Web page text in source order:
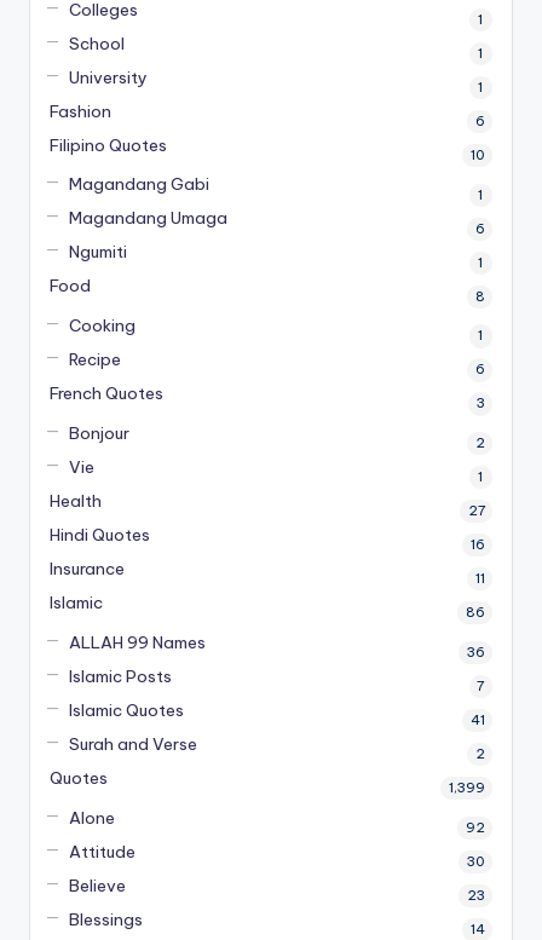
Colleges 1
School 1
University 1
Fashion 6
Filipino Quotes 10
Magandang Gabi 1
Magandang Umaga 6
Ngumiti 1
Food 8
Cooking 1
Recipe 6
French Quotes 3
Bonjour 2
Vie 1
Health 27
Hindi Quotes 16
Insurance 11
Islamic 86
ALLAH 99 Names 36
Islamic Posts 7
Islamic Quotes 41
Surah and Verse 2
Quotes 1,399
Alone 92
Attitude 30
Believe 23
Blessings 14